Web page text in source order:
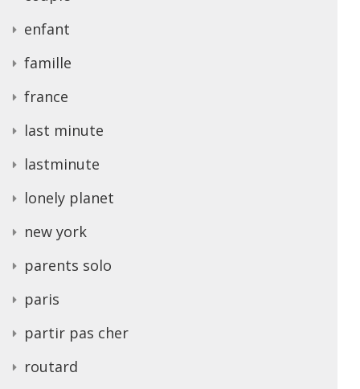
enfant
famille
france
last minute
lastminute
lonely planet
new york
parents solo
paris
partir pas cher
routard